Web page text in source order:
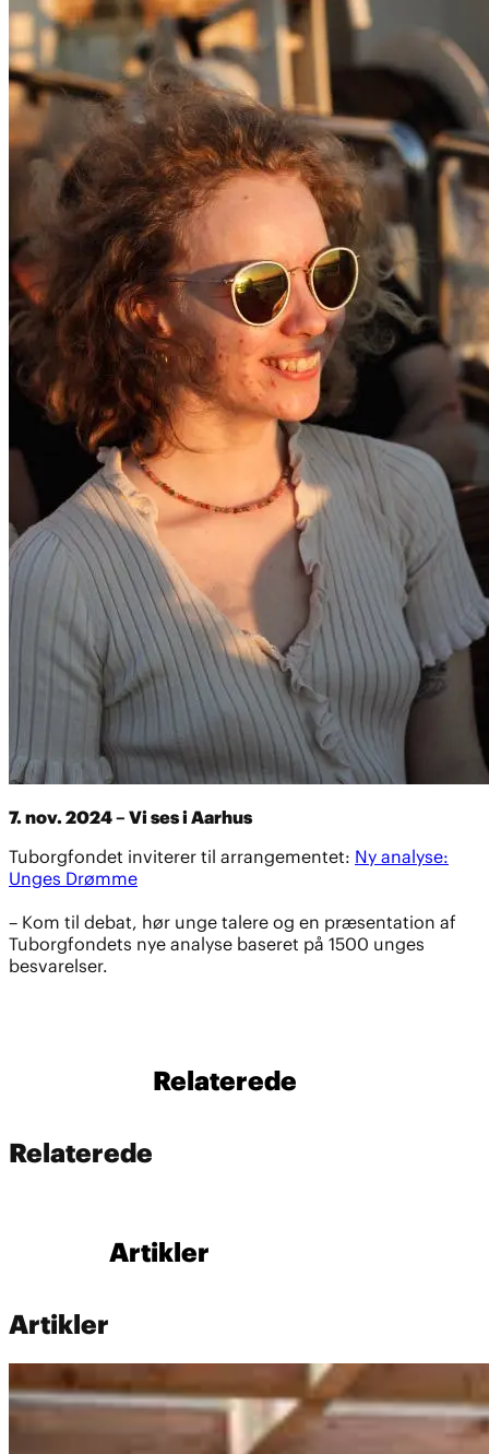
7. nov. 2024 – Vi ses i Aarhus
Tuborgfondet inviterer til arrangementet: Ny analyse:
Unges Drømme
– Kom til debat, hør unge talere og en præsentation af
Tuborgfondets nye analyse baseret på 1500 unges
besvarelser.
Relaterede
Relaterede
Artikler
Artikler